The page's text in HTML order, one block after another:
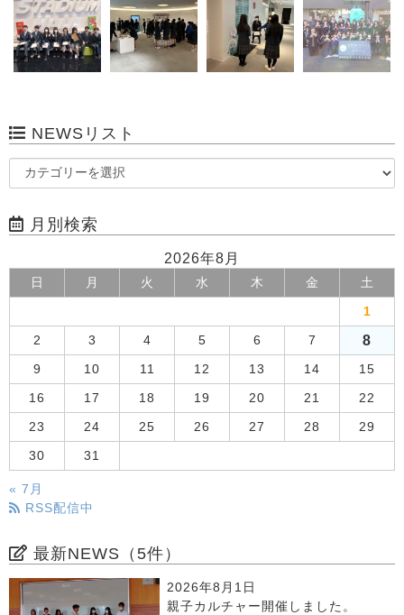
NEWSリスト
月別検索
2026年8月
日 月 火 水 木 金 土
1
2 3 4 5 6 7 8
9 10 11 12 13 14 15
16 17 18 19 20 21 22
23 24 25 26 27 28 29
30 31
« 7月
RSS配信中
最新NEWS（5件）
2026年8月1日
親子カルチャー開催しました。